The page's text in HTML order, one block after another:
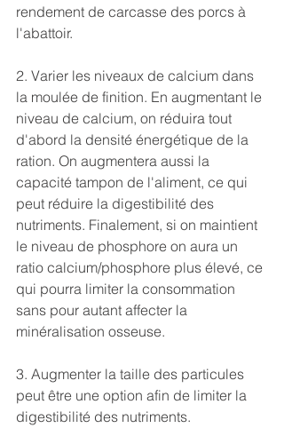
rendement de carcasse des porcs à
l'abattoir.
2. Varier les niveaux de calcium dans
la moulée de finition. En augmentant le
niveau de calcium, on réduira tout
d'abord la densité énergétique de la
ration. On augmentera aussi la
capacité tampon de l'aliment, ce qui
peut réduire la digestibilité des
nutriments. Finalement, si on maintient
le niveau de phosphore on aura un
ratio calcium/phosphore plus élevé, ce
qui pourra limiter la consommation
sans pour autant affecter la
minéralisation osseuse.
3. Augmenter la taille des particules
peut être une option afin de limiter la
digestibilité des nutriments.